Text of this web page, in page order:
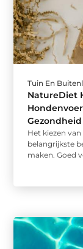
Tuin En
NatureDiet
Het kiezen
belangrijkste
maken. Goed